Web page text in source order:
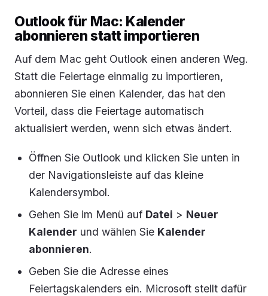
Outlook für Mac: Kalender
abonnieren statt importieren
Auf dem Mac geht Outlook einen anderen Weg.
Statt die Feiertage einmalig zu importieren,
abonnieren Sie einen Kalender, das hat den
Vorteil, dass die Feiertage automatisch
aktualisiert werden, wenn sich etwas ändert.
Öffnen Sie Outlook und klicken Sie unten in
der Navigationsleiste auf das kleine
Kalendersymbol.
Gehen Sie im Menü auf Datei > Neuer
Kalender und wählen Sie Kalender
abonnieren.
Geben Sie die Adresse eines
Feiertagskalenders ein. Microsoft stellt dafür